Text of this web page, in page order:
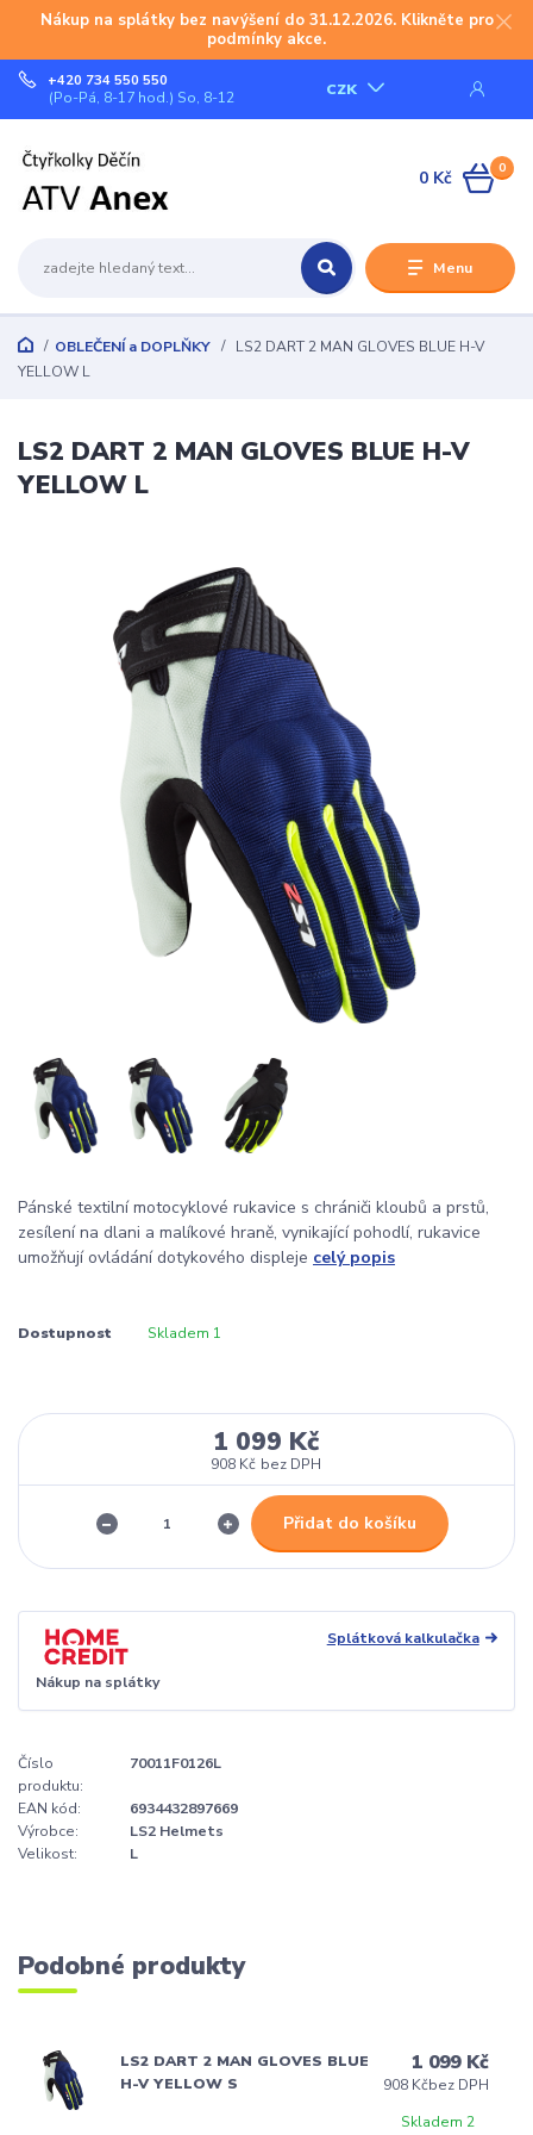
Nákup na splátky bez navýšení do 31.12.2026. Klikněte pro
podmínky akce.
Menu
CZK
+420 734 550 550
(Po-Pá, 8-17 hod.) So, 8-12
0
0 Kč
OBLEČENÍ a DOPLŇKY
LS2 DART 2 MAN GLOVES BLUE H-V
YELLOW L
LS2 DART 2 MAN GLOVES BLUE H-V
YELLOW L
Pánské textilní motocyklové rukavice s chrániči kloubů a prstů,
zesílení na dlani a malíkové hraně, vynikající pohodlí, rukavice
umožňují ovládání dotykového displeje celý popis
Dostupnost Skladem 1
1 099 Kč
908 Kč bez DPH
Přidat do košíku
Splátková kalkulačka
Nákup na splátky
Číslo
produktu:
70011F0126L
EAN kód:
6934432897669
Výrobce:
LS2 Helmets
Velikost:
L
Podobné produkty
LS2 DART 2 MAN GLOVES BLUE
H-V YELLOW S
1 099 Kč
908 Kčbez DPH
Skladem 2